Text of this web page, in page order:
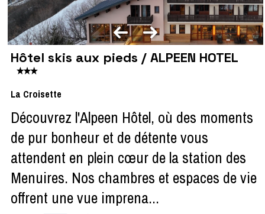
Hôtel skis aux pieds / ALPEEN HOTEL
La Croisette
Découvrez l'Alpeen Hôtel, où des moments
de pur bonheur et de détente vous
attendent en plein cœur de la station des
Menuires. Nos chambres et espaces de vie
offrent une vue imprena...